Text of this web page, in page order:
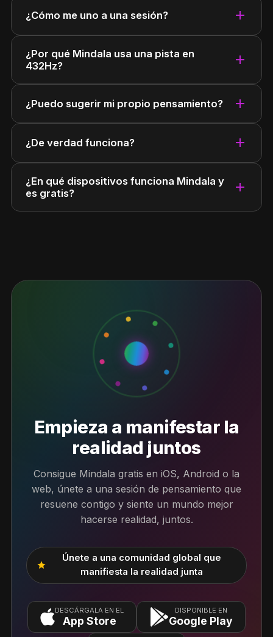
¿Cómo me uno a una sesión? add
¿Por qué Mindala usa una pista en
432Hz?
add
¿Puedo sugerir mi propio pensamiento? add
¿De verdad funciona? add
¿En qué dispositivos funciona Mindala y
es gratis?
add
Empieza a manifestar la
realidad juntos
Consigue Mindala gratis en iOS, Android o la
web, únete a una sesión de pensamiento que
resuene contigo y siente un mundo mejor
hacerse realidad, juntos.
star
Únete a una comunidad global que
manifiesta la realidad junta
DESCÁRGALA EN EL
App Store
DISPONIBLE EN
Google Play